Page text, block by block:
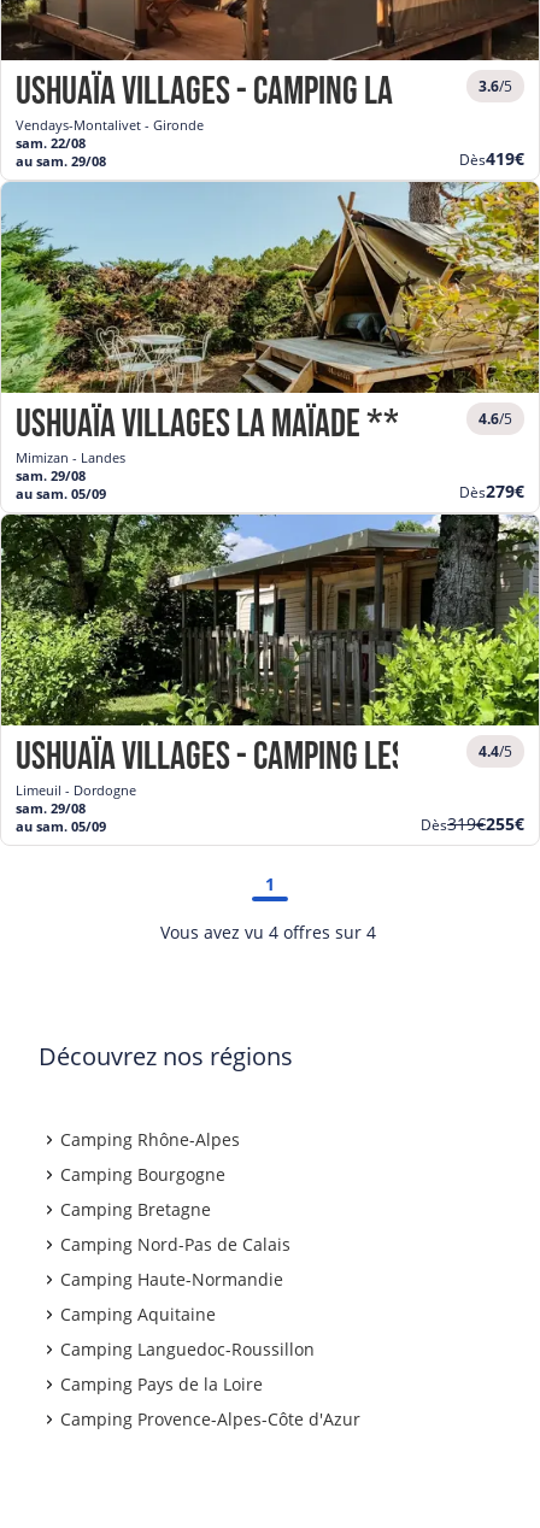
Ushuaïa Villages - Camping La
Vendays-Montalivet - Gironde
3.6/5
sam. 22/08
au sam. 29/08
Dès
prix
419€
Ushuaïa Villages La Maïade ***
Mimizan - Landes
4.6/5
sam. 29/08
au sam. 05/09
Dès
prix
279€
Ushuaïa Villages - Camping les
Limeuil - Dordogne
4.4/5
sam. 29/08
au sam. 05/09
DèsAncien
prix
319€
prix
255€
1
Vous avez vu 4 offres sur 4
Découvrez nos régions
Camping Rhône-Alpes
Camping Bourgogne
Camping Bretagne
Camping Nord-Pas de Calais
Camping Haute-Normandie
Camping Aquitaine
Camping Languedoc-Roussillon
Camping Pays de la Loire
Camping Provence-Alpes-Côte d'Azur